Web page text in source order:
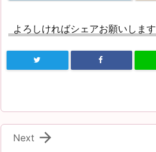
よろしければシェアお願いします

Next